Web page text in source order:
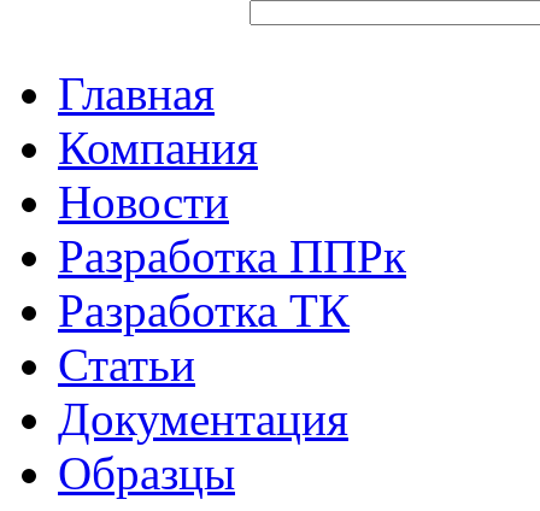
Главная
Компания
Новости
Разработка ППРк
Разработка ТК
Статьи
Документация
Образцы